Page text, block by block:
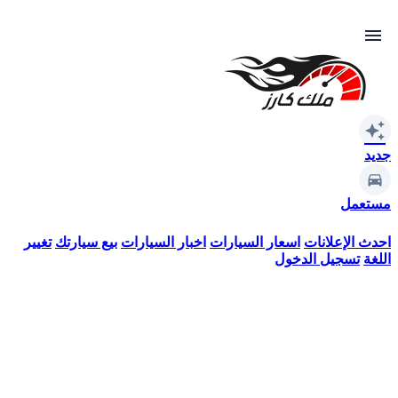
menu
auto_awesome
جديد
مستعمل
احدث الإعلانات اسعار السيارات اخبار السيارات بيع سيارتك تغيير
اللغة تسجيل الدخول